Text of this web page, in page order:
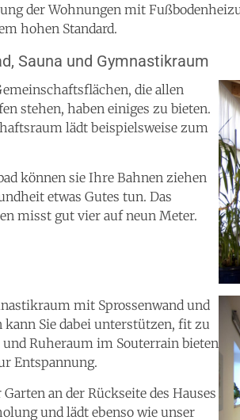
der Wohnungen mit
hohen Standard.
Sauna und Gymnastikraum
die allen
stehen, haben einiges zu bieten.
lädt beispielsweise zum
können sie Ihre Bahnen ziehen
etwas Gutes tun. Das
misst gut vier auf neun Meter.
mit Sprossenwand und
kann Sie dabei unterstützen, fit zu
und Ruheraum im Souterrain bieten
Entspannung.
an der Rückseite des Hauses
und lädt ebenso wie unser